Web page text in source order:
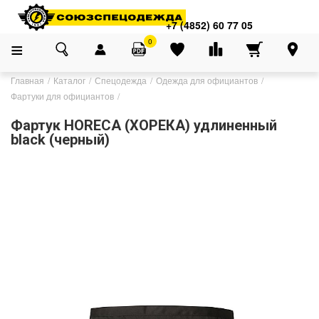
+7 (4852) 60 77 05
0
Главная Каталог Спецодежда
Одежда для официантов
Фартуки для официантов
Фартук HORECA (ХОРЕКА) удлиненный
black (черный)